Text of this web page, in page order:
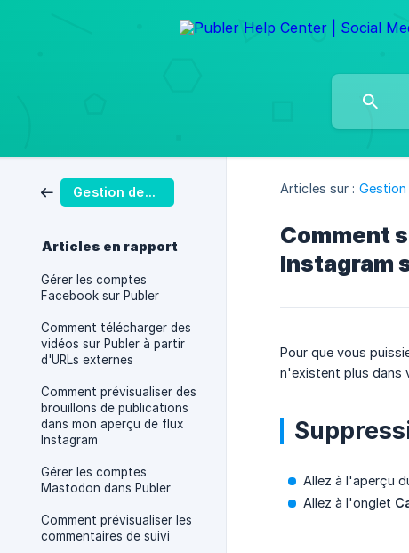
Gestion des Publications
Articles en rapport
Gérer les comptes
Facebook sur Publer
Comment télécharger des
vidéos sur Publer à partir
d'URLs externes
Comment prévisualiser des
brouillons de publications
dans mon aperçu de flux
Instagram
Gérer les comptes
Mastodon dans Publer
Comment prévisualiser les
commentaires de suivi
Articles sur :
Comment
Instagram
Pour que vous
n'existent plus dans
Allez à l'aperçu
Allez à l'onglet